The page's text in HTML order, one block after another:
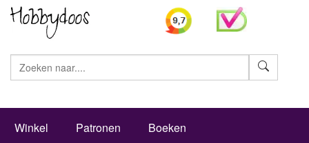
Winkel Patronen Boeken